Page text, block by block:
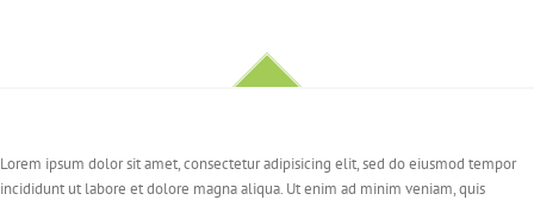
Lorem ipsum dolor sit amet, consectetur adipisicing elit, sed do eiusmod tempor
incididunt ut labore et dolore magna aliqua. Ut enim ad minim veniam, quis